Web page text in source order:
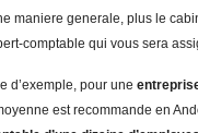
maniere generale, plus le
comptable qui vous sera
d’exemple, pour une
est recommande en